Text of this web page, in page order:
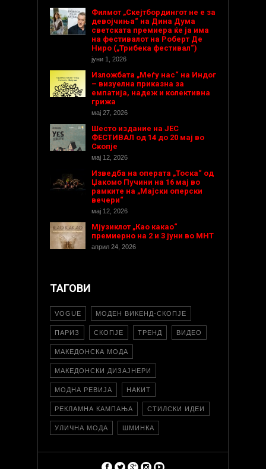
Филмот „Скејтбордингот не е за
девојчиња“ на Дина Дума
светската премиера ќе ја има
на фестивалот на Роберт Де
Ниро („Трибека фестивал“)
јуни 1, 2026
Изложбата „Меѓу нас“ на Индог
– визуелна приказна за
емпатија, надеж и колективна
грижа
мај 27, 2026
Шесто издание на ЈЕС
ФЕСТИВАЛ од 14 до 20 мај во
Скопје
мај 12, 2026
Изведба на операта „Тоска“ од
Џакомо Пучини на 16 мај во
рамките на „Мајски оперски
вечери“
мај 12, 2026
Мјузиклот „Као какао“
премиерно на 2 и 3 јуни во МНТ
април 24, 2026
ТАГОВИ
VOGUE МОДЕН ВИКЕНД-СКОПЈЕ
ПАРИЗ СКОПЈЕ ТРЕНД ВИДЕО
МАКЕДОНСКА МОДА
МАКЕДОНСКИ ДИЗАЈНЕРИ
МОДНА РЕВИЈА НАКИТ
РЕКЛАМНА КАМПАЊА СТИЛСКИ ИДЕИ
УЛИЧНА МОДА ШМИНКА